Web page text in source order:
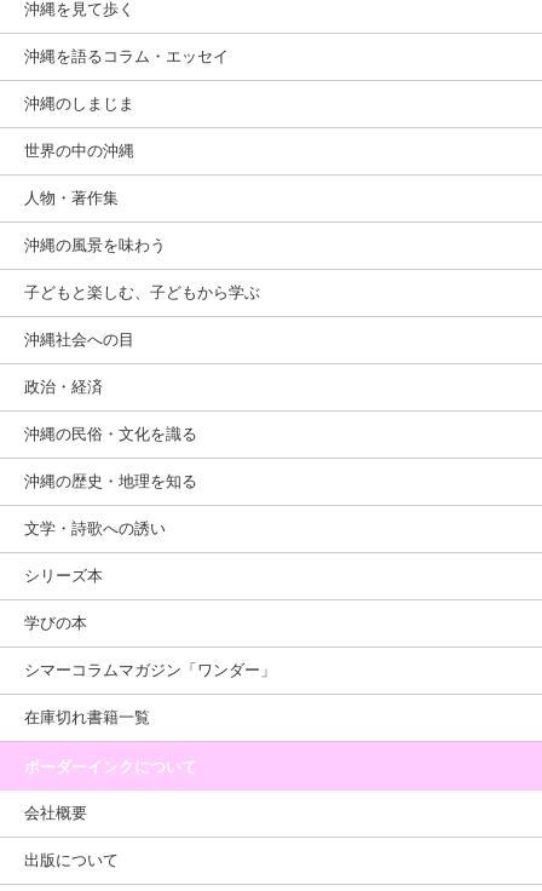
沖縄を見て歩く
沖縄を語るコラム・エッセイ
沖縄のしまじま
世界の中の沖縄
人物・著作集
沖縄の風景を味わう
子どもと楽しむ、子どもから学ぶ
沖縄社会への目
政治・経済
沖縄の民俗・文化を識る
沖縄の歴史・地理を知る
文学・詩歌への誘い
シリーズ本
学びの本
シマーコラムマガジン「ワンダー」
在庫切れ書籍一覧
ボーダーインクについて
会社概要
出版について